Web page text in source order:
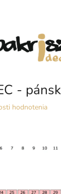
-
hodnotenia